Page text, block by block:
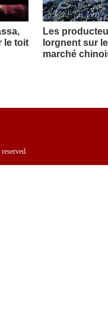
le toit
Les
lorgnent sur le
marché